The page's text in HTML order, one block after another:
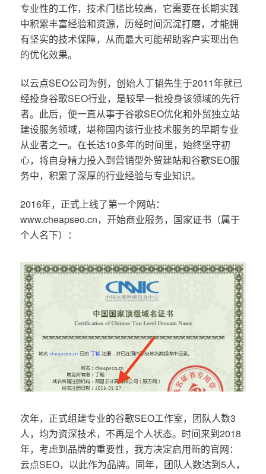
专业性的工作，技术门槛比较高，它需要在长期实践
中积累丰富经验和资源，历经时间沉淀打磨，才能拥
有坚实的技术保障，从而最大可能帮助客户实现出色
的优化效果。
以云点SEO公司为例，创始人丁韬先生于2011年就已
经投身谷歌SEO行业，是较早一批投身该领域的先行
者。此后，便一直从事于谷歌SEO优化和外贸独立站
建设服务领域，堪称国内该行业技术服务的早期专业
从业者之一。在长达10多年的时间里，始终坚守初
心，将自身精力投入到营销型外贸建站和谷歌SEO服
务中，积累了深厚的行业经验与专业知识。
2016年，正式上线了第一个网站：
www.cheapseo.cn，开始商业服务，国家证书（属于
个人名下）：
次年，正式组建专业的谷歌SEO工作室，团队人数3
人，均为资深技术，不再是个人状态。时间来到2018
年，考虑到品牌的重要性，我方决定启用新的官网：
云点SEO，以此作为品牌。同年，团队人数达到5人，